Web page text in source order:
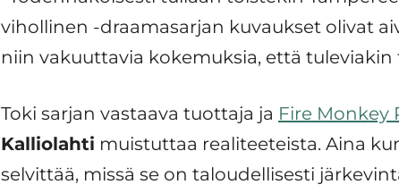
vihollinen -draamasarjan kuvaukset olivat
niin vakuuttavia kokemuksia, että
Toki sarjan vastaava tuottaja ja Fire Monkey
Kalliolahti muistuttaa realiteeteista. Aina
selvittää, missä se on taloudellisesti